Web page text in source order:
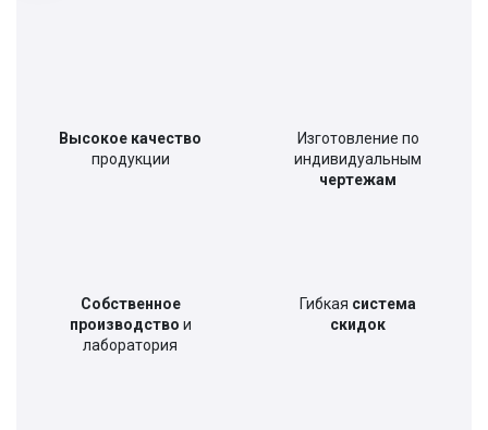
Высокое качество
продукции
Изготовление по
индивидуальным
чертежам
Собственное
производство и
лаборатория
Гибкая система
скидок